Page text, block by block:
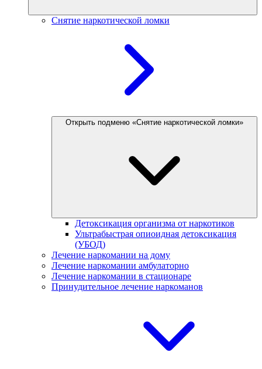
Снятие наркотической ломки
Открыть подменю «Снятие наркотической ломки»
Детоксикация организма от наркотиков
Ультрабыстрая опиоидная детоксикация
(УБОД)
Лечение наркомании на дому
Лечение наркомании амбулаторно
Лечение наркомании в стационаре
Принудительное лечение наркоманов